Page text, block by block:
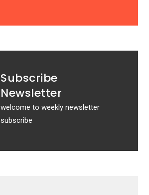
Subscribe
Newsletter
welcome to weekly newsletter
subscribe